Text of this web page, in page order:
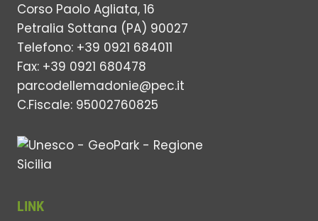
Corso Paolo Agliata, 16
Petralia Sottana (PA) 90027
Telefono: +39 0921 684011
Fax: +39 0921 680478
parcodellemadonie@pec.it
C.Fiscale: 95002760825
LINK